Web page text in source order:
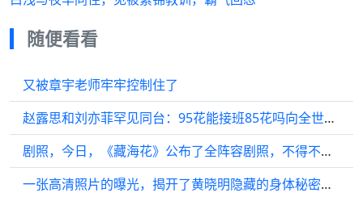
随便看看
又被章宇老师牢牢控制住了
赵露思和刘亦菲罕见同台：95花能接班85花吗向全世界安利吴清功刘亦菲赵露思抱
剧照，今日，《藏海花》公布了全阵容剧照，不得不承认…
一张高清照片的曝光，揭开了黄晓明隐藏的身体秘密，“返老还童”的秘诀全靠它